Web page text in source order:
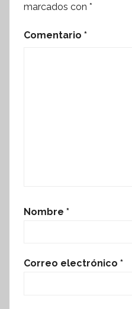
marcados con *
Comentario *
Nombre *
Correo electrónico *